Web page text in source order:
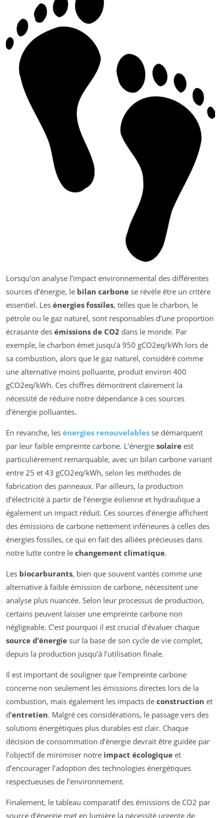
Lorsqu’on analyse l’impact environnemental des différentes
sources d’énergie, le bilan carbone se révèle être un critère
essentiel. Les énergies fossiles, telles que le charbon, le
pétrole ou le gaz naturel, sont responsables d’une proportion
écrasante des émissions de CO2 dans le monde. Par
exemple, le charbon émet jusqu’à 950 gCO2eq/kWh lors de
sa combustion, alors que le gaz naturel, considéré comme
une alternative moins polluante, produit environ 400
gCO2eq/kWh. Ces chiffres démontrent clairement la
nécessité de réduire notre dépendance à ces sources
d’énergie polluantes.
En revanche, les énergies renouvelables se démarquent
par leur faible empreinte carbone. L’énergie solaire est
particulièrement remarquable, avec un bilan carbone variant
entre 25 et 43 gCO2eq/kWh, selon les méthodes de
fabrication des panneaux. Par ailleurs, la production
d’électricité à partir de l’énergie éolienne et hydraulique a
également un impact réduit. Ces sources d’énergie affichent
des émissions de carbone nettement inférieures à celles des
énergies fossiles, ce qui en fait des alliées précieuses dans
notre lutte contre le changement climatique.
Les biocarburants, bien que souvent vantés comme une
alternative à faible émission de carbone, nécessitent une
analyse plus nuancée. Selon leur processus de production,
certains peuvent laisser une empreinte carbone non
négligeable. C’est pourquoi il est crucial d’évaluer chaque
source d’énergie sur la base de son cycle de vie complet,
depuis la production jusqu’à l’utilisation finale.
Il est important de souligner que l’empreinte carbone
concerne non seulement les émissions directes lors de la
combustion, mais également les impacts de construction et
d’entretien. Malgré ces considérations, le passage vers des
solutions énergétiques plus durables est clair. Chaque
décision de consommation d’énergie devrait être guidée par
l’objectif de minimiser notre impact écologique et
d’encourager l’adoption des technologies énergétiques
respectueuses de l’environnement.
Finalement, le tableau comparatif des émissions de CO2 par
source d’énergie met en lumière la nécessité urgente de